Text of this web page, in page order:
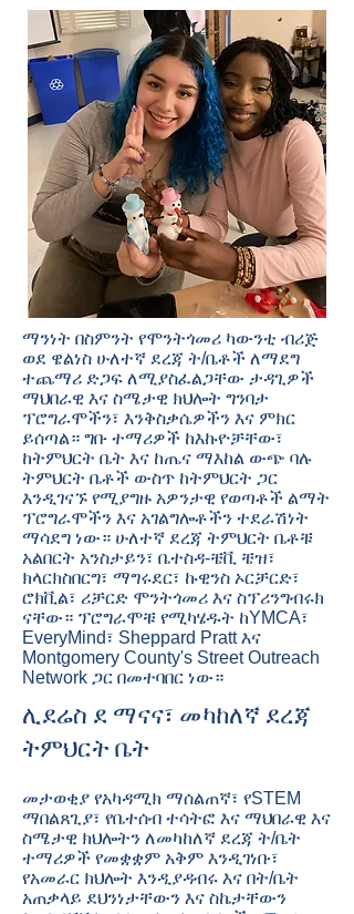
ማንነት በስምንት የሞንትጎመሪ ካውንቲ ብሪጅ
ወደ ዌልነስ ሁለተኛ ደረጃ ት/ቤቶች ለማደግ
ተጨማሪ ድጋፍ ለሚያስፈልጋቸው ታዳጊዎች
ማህበራዊ እና ስሜታዊ ክህሎት ግንባታ
ፕሮግራሞችን፣ እንቅስቃሴዎችን እና ምክር
ይሰጣል። ግቡ ተማሪዎች ከእኩዮቻቸው፣
ከትምህርት ቤት እና ከጤና ማእከል ውጭ ባሉ
ትምህርት ቤቶች ውስጥ ከትምህርት ጋር
እንዲገናኙ የሚያግዙ አዎንታዊ የወጣቶች ልማት
ፕሮግራሞችን እና አገልግሎቶችን ተደራሽነት
ማሳደግ ነው። ሁለተኛ ደረጃ ትምህርት ቤቶቹ
አልበርት አንስታይን፣ ቤተስዳ-ቼቪ ቼዝ፣
ክላርክስበርግ፣ ማግሩደር፣ ኩዊንስ ኦርቻርድ፣
ሮክቪል፣ ሪቻርድ ሞንትጎመሪ እና ስፕሪንግብሩክ
ናቸው። ፕሮግራሞቹ የሚካሄዱት ከYMCA፣
EveryMind፣ Sheppard Pratt እና
Montgomery County's Street Outreach
Network ጋር በመተባበር ነው።
ሊደሬስ ደ ማናና፣ መካከለኛ ደረጃ
ትምህርት ቤት
መታወቂያ የአካዳሚክ ማሰልጠኛ፣ የSTEM
ማበልጸጊያ፣ የቤተሰብ ተሳትፎ እና ማህበራዊ እና
ስሜታዊ ክህሎትን ለመካከለኛ ደረጃ ት/ቤት
ተማሪዎች የመቋቋም አቅም እንዲገነቡ፣
የአመራር ክህሎት እንዲያዳብሩ እና በት/ቤት
አጠቃላይ ደህንነታቸውን እና ስኬታቸውን